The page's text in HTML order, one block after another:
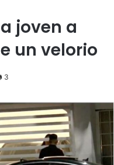
joven a
un velorio
3